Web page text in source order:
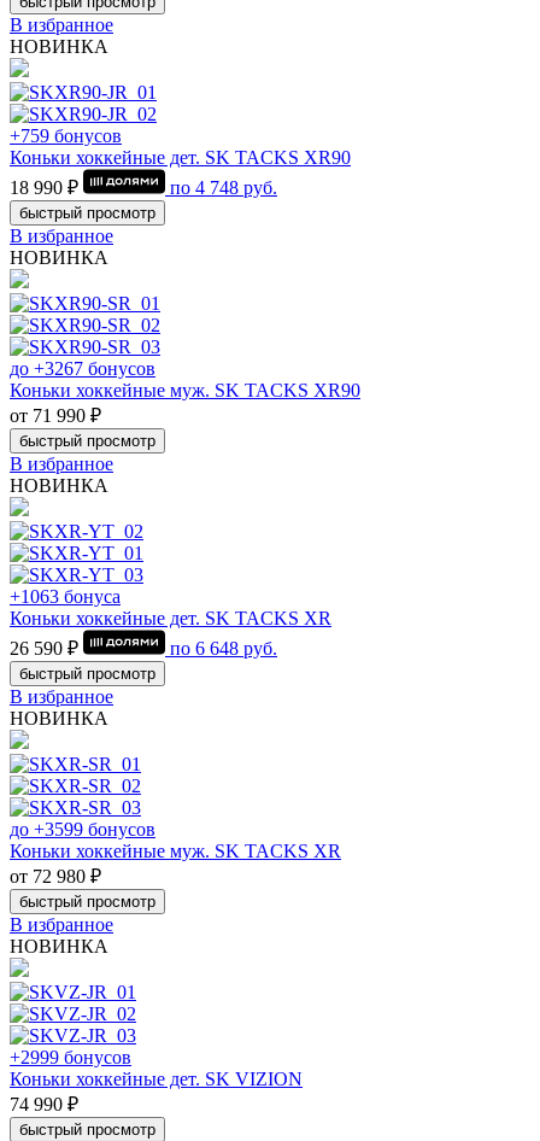
В избранное
НОВИНКА
+759 бонусов
Коньки хоккейные дет. SK TACKS XR90
18 990 ₽
по 4 748 руб.
быстрый просмотр
В избранное
НОВИНКА
до +3267 бонусов
Коньки хоккейные муж. SK TACKS XR90
от 71 990 ₽
быстрый просмотр
В избранное
НОВИНКА
+1063 бонуса
Коньки хоккейные дет. SK TACKS XR
26 590 ₽
по 6 648 руб.
быстрый просмотр
В избранное
НОВИНКА
до +3599 бонусов
Коньки хоккейные муж. SK TACKS XR
от 72 980 ₽
быстрый просмотр
В избранное
НОВИНКА
+2999 бонусов
Коньки хоккейные дет. SK VIZION
74 990 ₽
быстрый просмотр